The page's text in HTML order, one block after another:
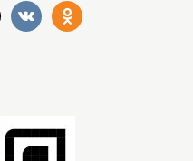
vkontakteodnoklassniki